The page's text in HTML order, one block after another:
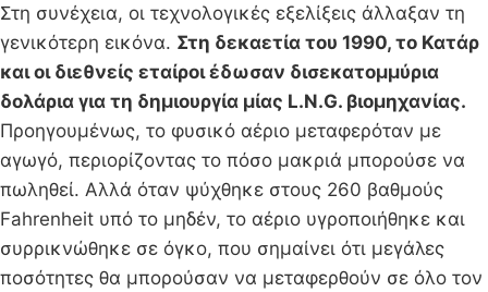
Στη συνέχεια, οι τεχνολογικές εξελίξεις άλλαξαν τη
γενικότερη εικόνα. Στη δεκαετία του 1990, το Κατάρ
και οι διεθνείς εταίροι έδωσαν δισεκατομμύρια
δολάρια για τη δημιουργία μίας L.N.G. βιομηχανίας.
Προηγουμένως, το φυσικό αέριο μεταφερόταν με
αγωγό, περιορίζοντας το πόσο μακριά μπορούσε να
πωληθεί. Αλλά όταν ψύχθηκε στους 260 βαθμούς
Fahrenheit υπό το μηδέν, το αέριο υγροποιήθηκε και
συρρικνώθηκε σε όγκο, που σημαίνει ότι μεγάλες
ποσότητες θα μπορούσαν να μεταφερθούν σε όλο τον